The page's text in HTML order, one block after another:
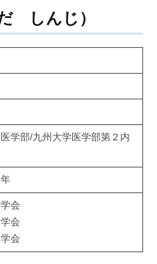
しんじ）
学部/九州大学医学部第２内
会
会
会